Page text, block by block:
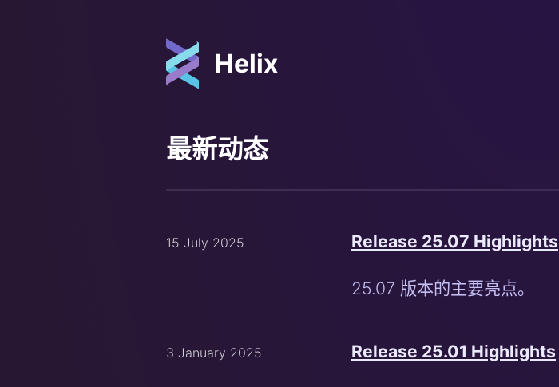
Helix
最新动态
15 July 2025 Release 25.07 Highlights
25.07 版本的主要亮点。
3 January 2025 Release 25.01 Highlights